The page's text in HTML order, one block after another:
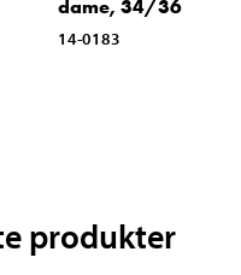
dame, 34/36
14-0183
produkter